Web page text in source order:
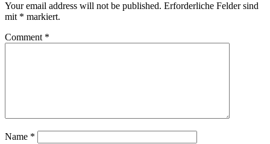
Your email address will not be published. Erforderliche Felder sind
mit * markiert.
Comment *
Name *